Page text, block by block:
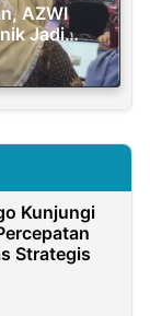
AZWI
Jadi
Kunjungi
Strategis